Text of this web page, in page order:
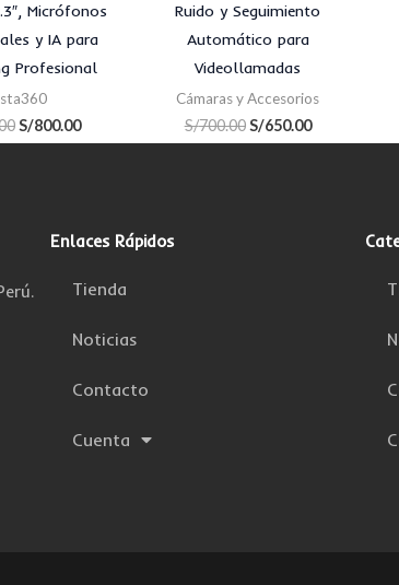
Micrófonos
y IA para
Profesional
S/800.00
Ruido y Seguimiento
Automático para
Videollamadas
Cámaras y Accesorios
S/700.00S/650.00
Enlaces Rápidos
Tienda
Noticias
Contacto
Cuenta